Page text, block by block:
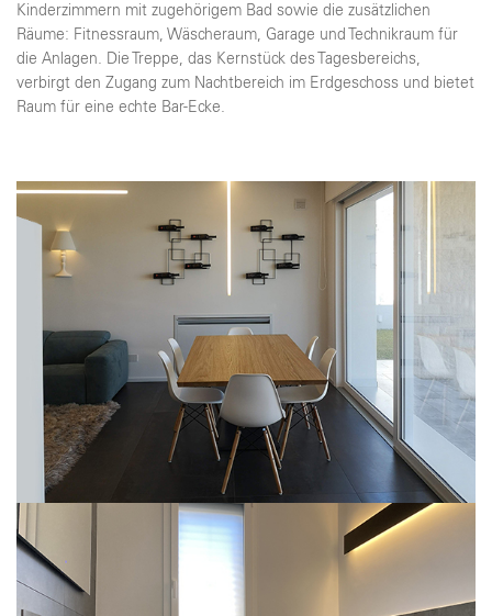
Kinderzimmern mit zugehörigem Bad sowie die zusätzlichen
Räume: Fitnessraum, Wäscheraum, Garage und Technikraum für
die Anlagen. Die Treppe, das Kernstück des Tagesbereichs,
verbirgt den Zugang zum Nachtbereich im Erdgeschoss und bietet
Raum für eine echte Bar-Ecke.